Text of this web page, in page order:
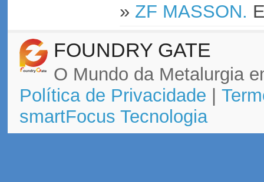
» ZF MASSON.
FOUNDRY GATE
O Mundo da Metalurgia
Política de Privacidade
smartFocus Tecnologia